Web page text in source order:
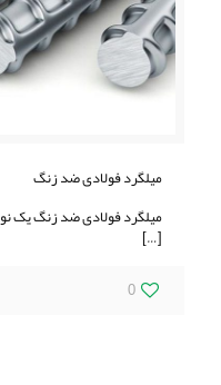
میلگرد فولادی ضد زنگ
میلگرد فولادی ضد زنگ یک
[…]
0